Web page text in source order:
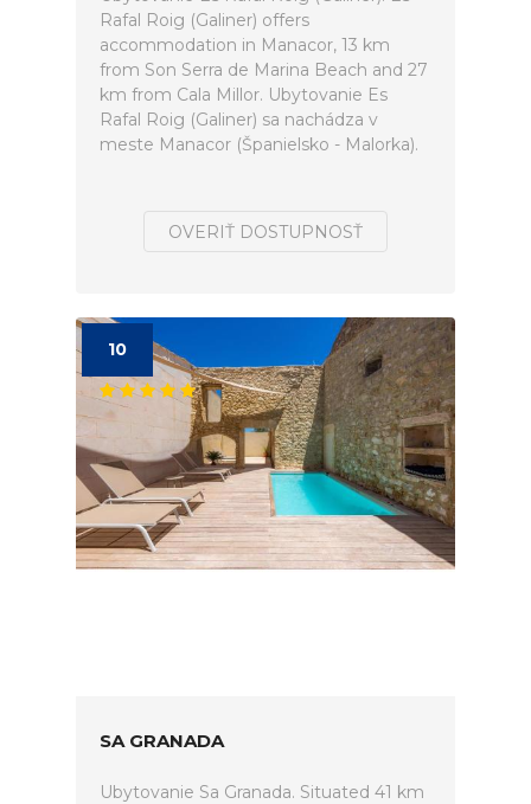
Rafal Roig (Galiner) offers
accommodation in Manacor, 13 km
from Son Serra de Marina Beach and 27
km from Cala Millor. Ubytovanie Es
Rafal Roig (Galiner) sa nachádza v
meste Manacor (Španielsko - Malorka).
OVERIŤ DOSTUPNOSŤ
10
SA GRANADA
Ubytovanie Sa Granada. Situated 41 km